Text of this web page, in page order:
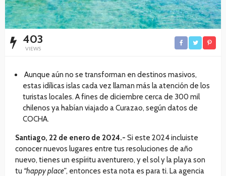
403
VIEWS
Aunque aún no se transforman en destinos masivos,
estas idílicas islas cada vez llaman más la atención de los
turistas locales. A fines de diciembre cerca de 300 mil
chilenos ya habían viajado a Curazao, según datos de
COCHA.
Santiago, 22 de enero de 2024.- Si este 2024 incluiste
conocer nuevos lugares entre tus resoluciones de año
nuevo, tienes un espíritu aventurero, y el sol y la playa son
tu “happy place”, entonces esta nota es para ti. La agencia